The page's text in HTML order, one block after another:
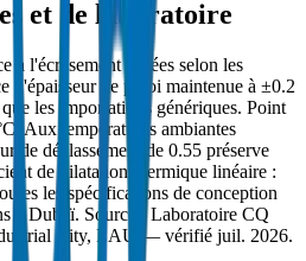
et de laboratoire
à l'écrasement testées selon les
d'épaisseur de paroi maintenue à ±0.2
les importations génériques. Point
Aux températures ambiantes
de déclassement de 0.55 préserve
de dilatation thermique linéaire :
les spécifications de conception
à Dubaï. Source : Laboratoire CQ
City, EAU — vérifié juil. 2026.